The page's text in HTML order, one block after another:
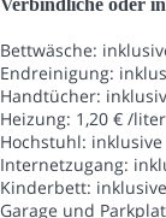
Verbindliche oder
Bettwäsche:
Endreinigung:
Handtücher:
Heizung: 1,20 € /liter
Hochstuhl: inklusive
Internetzugang:
Kinderbett: inklusive
Garage und